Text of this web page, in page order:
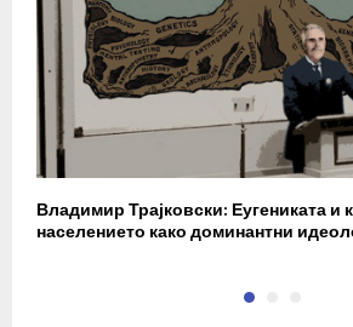
Владимир Трајковски: Еугениката и
населението како доминантни